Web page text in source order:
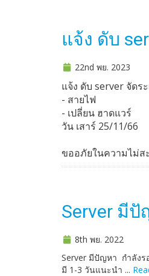
แจ้ง ดับ
22nd พย. 2023
แจ้ง ดับ server จัดร
- สายไฟ
- เปลี่ยน ฮาดแวร์
วัน เสาร์ 25/11/66
ขออภัยในความไม่ส
Server มี
8th พย. 2022
Server มีปัญหา กำลังร
มี 1-3 วันแนะนำ ...